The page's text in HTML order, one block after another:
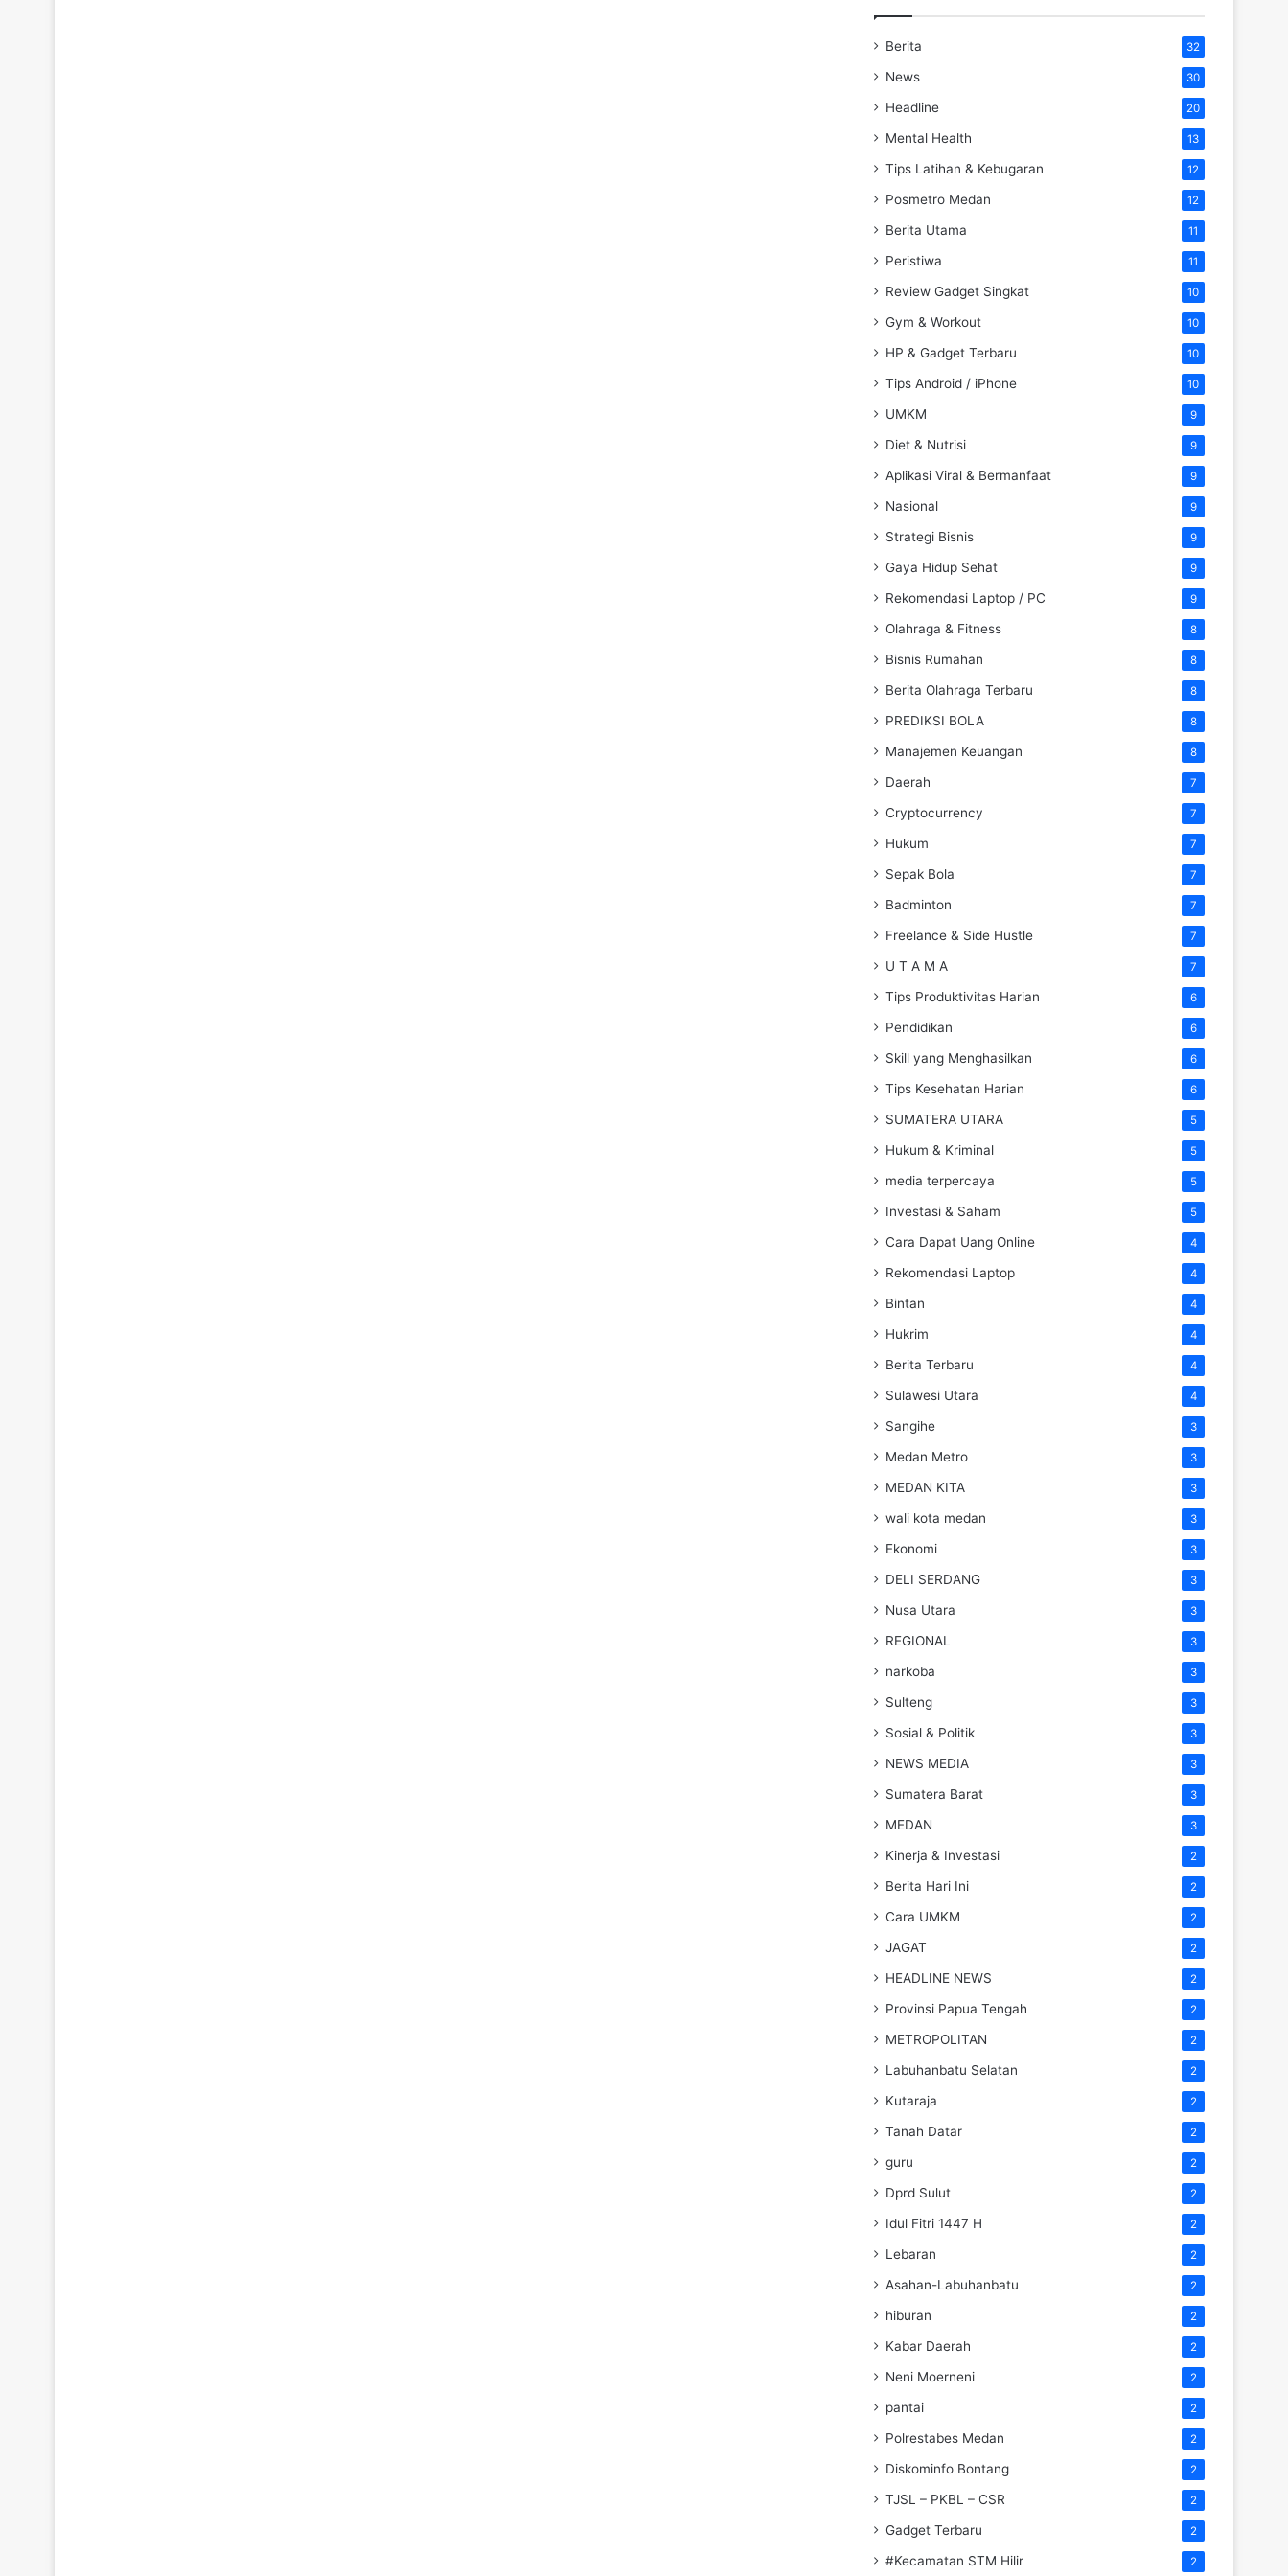
Berita 32
News 30
Headline 20
Mental Health 13
Tips Latihan & Kebugaran 12
Posmetro Medan 12
Berita Utama 11
Peristiwa 11
Review Gadget Singkat 10
Gym & Workout 10
HP & Gadget Terbaru 10
Tips Android / iPhone 10
UMKM 9
Diet & Nutrisi 9
Aplikasi Viral & Bermanfaat 9
Nasional 9
Strategi Bisnis 9
Gaya Hidup Sehat 9
Rekomendasi Laptop / PC 9
Olahraga & Fitness 8
Bisnis Rumahan 8
Berita Olahraga Terbaru 8
PREDIKSI BOLA 8
Manajemen Keuangan 8
Daerah 7
Cryptocurrency 7
Hukum 7
Sepak Bola 7
Badminton 7
Freelance & Side Hustle 7
U T A M A 7
Tips Produktivitas Harian 6
Pendidikan 6
Skill yang Menghasilkan 6
Tips Kesehatan Harian 6
SUMATERA UTARA 5
Hukum & Kriminal 5
media terpercaya 5
Investasi & Saham 5
Cara Dapat Uang Online 4
Rekomendasi Laptop 4
Bintan 4
Hukrim 4
Berita Terbaru 4
Sulawesi Utara 4
Sangihe 3
Medan Metro 3
MEDAN KITA 3
wali kota medan 3
Ekonomi 3
DELI SERDANG 3
Nusa Utara 3
REGIONAL 3
narkoba 3
Sulteng 3
Sosial & Politik 3
NEWS MEDIA 3
Sumatera Barat 3
MEDAN 3
Kinerja & Investasi 2
Berita Hari Ini 2
Cara UMKM 2
JAGAT 2
HEADLINE NEWS 2
Provinsi Papua Tengah 2
METROPOLITAN 2
Labuhanbatu Selatan 2
Kutaraja 2
Tanah Datar 2
guru 2
Dprd Sulut 2
Idul Fitri 1447 H 2
Lebaran 2
Asahan-Labuhanbatu 2
hiburan 2
Kabar Daerah 2
Neni Moerneni 2
pantai 2
Polrestabes Medan 2
Diskominfo Bontang 2
TJSL – PKBL – CSR 2
Gadget Terbaru 2
#Kecamatan STM Hilir 2